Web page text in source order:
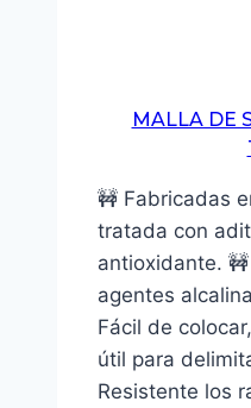
MALLA DE
🚧 Fabricadas
tratada con
antioxidante.
agentes
Fácil de
útil para
Resistente los